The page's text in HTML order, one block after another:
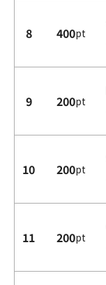
8 400pt
9 200pt
10 200pt
11 200pt